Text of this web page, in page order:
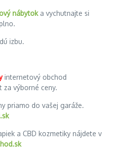
nábytoka vychutnajte si
izbu.
internetový obchod
za výborné ceny.
priamo do vašej garáže.
a CBD kozmetiky nájdete v